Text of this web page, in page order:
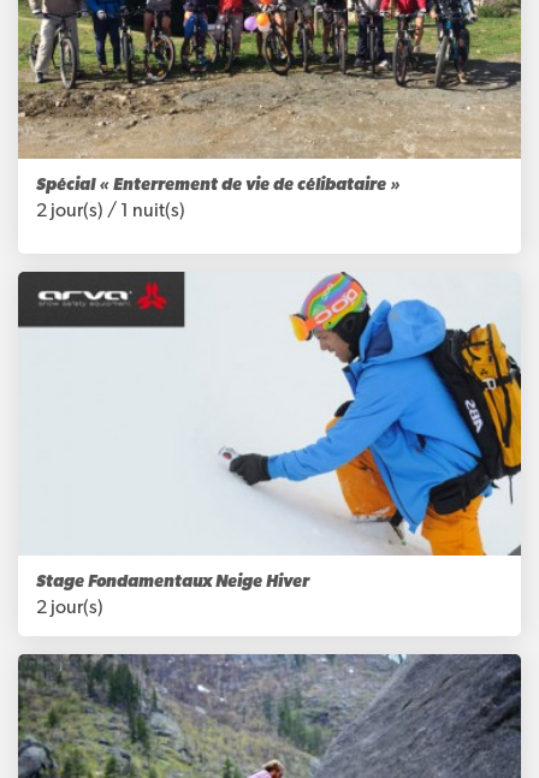
Spécial « Enterrement de vie de célibataire »
2 jour(s) / 1 nuit(s)
Stage Fondamentaux Neige Hiver
2 jour(s)